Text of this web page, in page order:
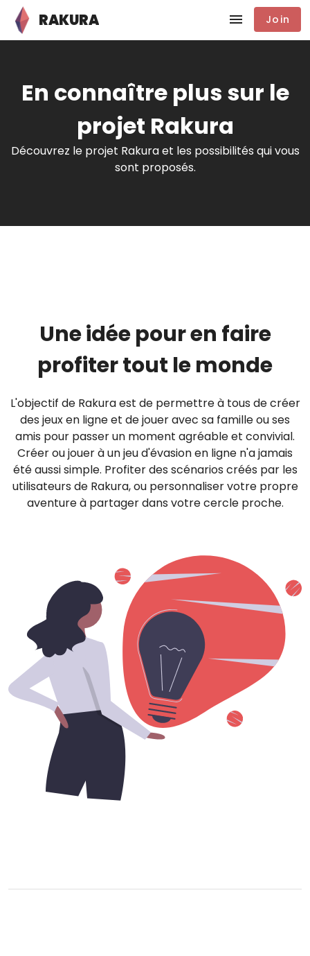
RAKURA Join
En connaître plus sur le
projet Rakura
Découvrez le projet Rakura et les possibilités qui vous
sont proposés.
Une idée pour en faire
profiter tout le monde
L'objectif de Rakura est de permettre à tous de créer
des jeux en ligne et de jouer avec sa famille ou ses
amis pour passer un moment agréable et convivial.
Créer ou jouer à un jeu d'évasion en ligne n'a jamais
été aussi simple. Profiter des scénarios créés par les
utilisateurs de Rakura, ou personnaliser votre propre
aventure à partager dans votre cercle proche.